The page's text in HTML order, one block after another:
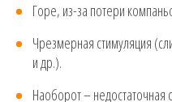
Горе, из-за потери
Чрезмерная стимуляция
и др.).
Наоборот – недостаточная